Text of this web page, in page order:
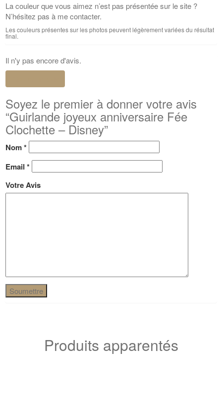
La couleur que vous aimez n’est pas présentée sur le site ?
N’hésitez pas à me contacter.
Les couleurs présentes sur les photos peuvent légèrement variées du résultat
final.
Il n'y pas encore d'avis.
Soyez le premier à donner votre avis
“Guirlande joyeux anniversaire Fée
Clochette – Disney”
Nom*
Email *
Votre Avis
Produits apparentés